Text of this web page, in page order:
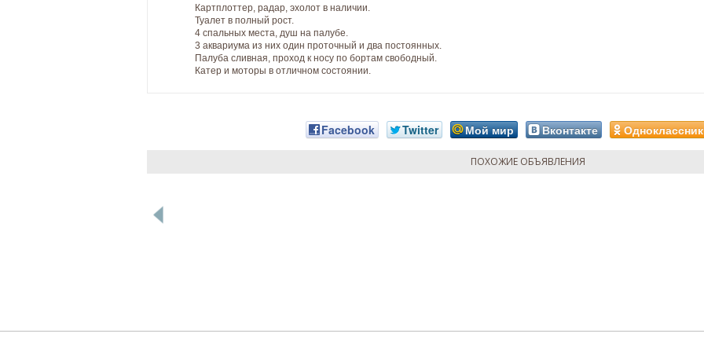
Картплоттер, радар, эхолот в наличии.
Туалет в полный рост.
4 спальных места, душ на палубе.
3 аквариума из них один проточный и два постоянных.
Палуба сливная, проход к носу по бортам свободный.
Катер и моторы в отличном состоянии.
Facebook Twitter Мой мир Вконтакте
ПОХОЖИЕ ОБЪЯВЛЕНИЯ